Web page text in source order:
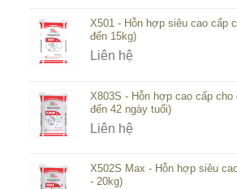
X501 - Hỗn hợp siêu cao cấp
đến 15kg)
Liên hệ
X803S - Hỗn hợp cao cấp cho
đến 42 ngày tuổi)
Liên hệ
X502S Max - Hỗn hợp siêu
- 20kg)